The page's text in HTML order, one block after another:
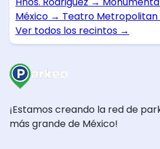
México → Teatro Metropolitan
Ver todos los recintos →
¡Estamos creando la red de
más grande de México!